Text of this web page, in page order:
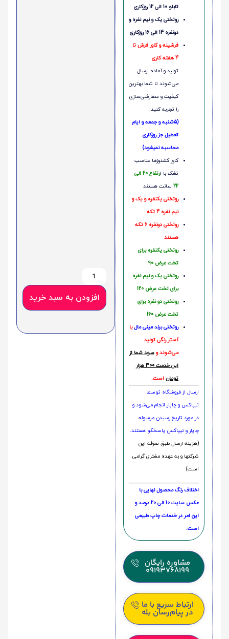
تابلو 10 الی 12 روزکاری
روتختی یک و نیم نفره و
دونفره 14 الی 16 روزکاری
فرشینه و کاور فرش تا
4 هفته کاری
تولید و آماده ارسال
می‌شوند تا شما بهترین
کیفیت و سفارشی‌سازی
را تجربه کنید.
(5شنبه و جمعه و ایام
تعطیل جز روزکاری
محاسبه نمیشود)
کاور کشدوزها مناسب
تشک با ا
رتفاع 20 الی
22 سانت هستند
روتختی یکنفره و یک و
نیم نفره 4 تکه
روتختی دونفره 6 تکه
هستند
روتختی یکنفره برای
تخت عرض 90
روتختی یک و نیم نفره
برای تخت عرض 120
روتختی دو نفره برای
تخت عرض 160
روتختی‌ برند مینی مالبا
آستر رنگی تولید
می‌شوند و سود شما از
این خدمت 300 هزار
تومان است.
ارسال از فروشگاه توسط
تیپاکس و چاپار انجام می‌شود و
در مورد تاریخ رسیدن مرسوله
چاپار و تیپاکس پاسخگو هستند.
(هزینه ارسال طبق تعرفه این
شرکتها و به عهده مشتری گرامی
است)
اختلاف رنگ محصول نهایی با
عکس سایت 10 الی 20 درصد و
این امر در خدمات چاپ طبیعی
است.
مشاوره رایگان
09193768199
ارتباط سریع با ما
در پیام‌رسان بله
افزودن به سبد خرید